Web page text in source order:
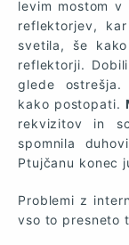
levim mostom
reflektorjev,
svetila, še
reflektorji.
glede ostrešja.
kako postopati.
rekvizitov in
spomnila
Ptujčanu konec
Problemi z
vso to presneto